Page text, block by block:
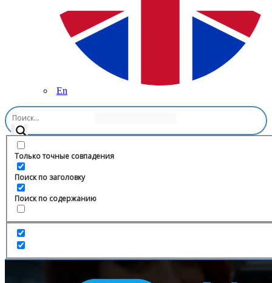
En
Только точные совпадения
Поиск по заголовку
Поиск по содержанию
Главная